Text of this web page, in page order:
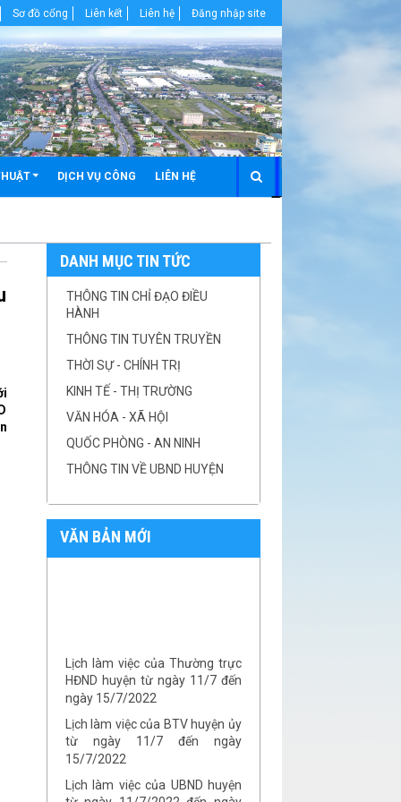
Sơ đồ cổng Liên kết Liên hệ Đăng nhập site
DỊCH VỤ CÔNG LIÊN HỆ
DANH MỤC TIN TỨC
THÔNG TIN CHỈ ĐẠO ĐIỀU
HÀNH
THÔNG TIN TUYÊN TRUYỀN
THỜI SỰ - CHÍNH TRỊ
KINH TẾ - THỊ TRƯỜNG
VĂN HÓA - XÃ HỘI
QUỐC PHÒNG - AN NINH
THÔNG TIN VỀ UBND HUYỆN
VĂN BẢN MỚI
ngày 15/7/2022
Lịch làm việc của BTV huyện ủy
từ ngày 11/7 đến ngày
15/7/2022
Lịch làm việc của UBND huyện
từ ngày 11/7/2022 đến ngày
16/7/2022